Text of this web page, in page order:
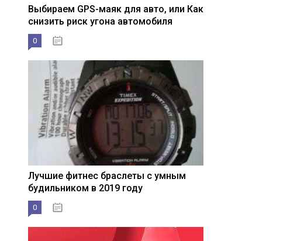
Выбираем GPS-маяк для авто, или Как
снизить риск угона автомобиля
0
Лучшие фитнес браслеты с умным
будильником в 2019 году
0